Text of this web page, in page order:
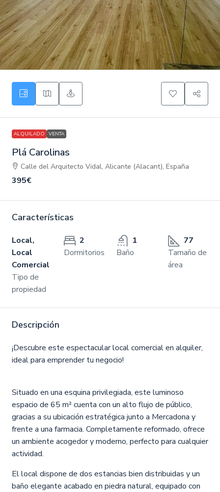
ALQUILADO VENTA
Plá Carolinas
Calle del Arquitecto Vidal, Alicante (Alacant), España
395€
Características
Local,
Local
Comercial
Tipo de
propiedad
2
Dormitorios
1
Baño
77
Tamaño de
área
Descripción
¡Descubre este espectacular local comercial en alquiler,
ideal para emprender tu negocio!
Situado en una esquina privilegiada, este luminoso
espacio de 65 m² cuenta con un alto flujo de público,
gracias a su ubicación estratégica junto a Mercadona y
frente a una farmacia. Completamente reformado, ofrece
un ambiente acogedor y moderno, perfecto para cualquier
actividad.
El local dispone de dos estancias bien distribuidas y un
baño elegante acabado en piedra natural, equipado con